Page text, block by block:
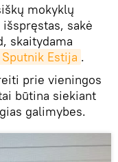
mokyklų
sakė
skaitydama
Sputnik Estija .
prie vieningos
būtina siekiant
galimybes.